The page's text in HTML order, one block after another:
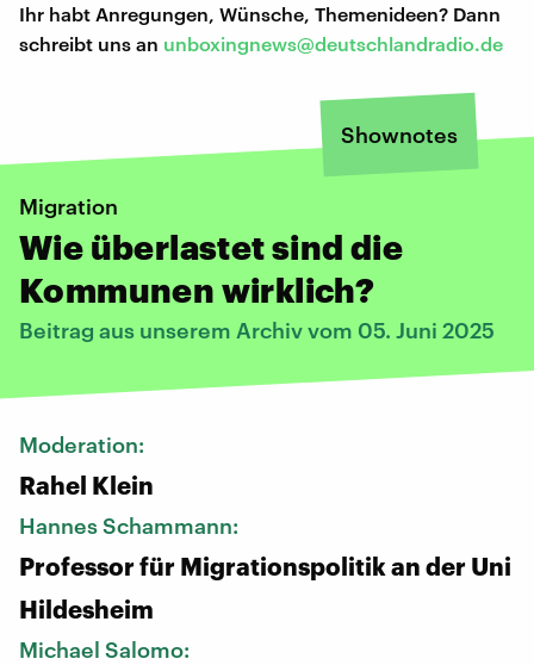
Ihr habt Anregungen, Wünsche, Themenideen? Dann
schreibt uns an unboxingnews@deutschlandradio.de
Shownotes
Migration
Wie überlastet sind die
Kommunen wirklich?
Beitrag aus unserem Archiv vom 05. Juni 2025
Moderation:
Rahel Klein
Hannes Schammann:
Professor für Migrationspolitik an der Uni
Hildesheim
Michael Salomo: